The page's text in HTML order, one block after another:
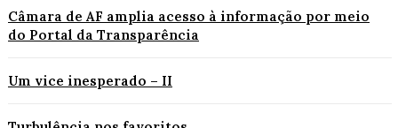
Câmara de AF amplia acesso à informação por meio
do Portal da Transparência
Um vice inesperado – II